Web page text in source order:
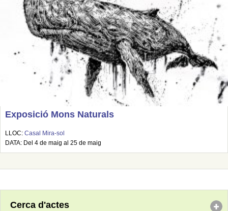
Exposició Mons Naturals
LLOC: Casal Mira-sol
DATA: Del 4 de maig al 25 de maig
Cerca d'actes